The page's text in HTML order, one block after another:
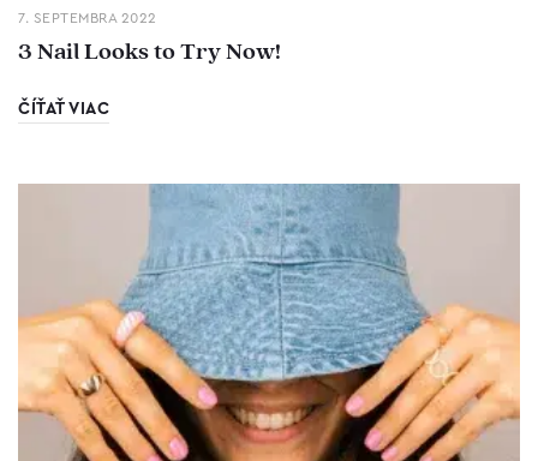
7. SEPTEMBRA 2022
3 Nail Looks to Try Now!
ČÍŤAŤ VIAC